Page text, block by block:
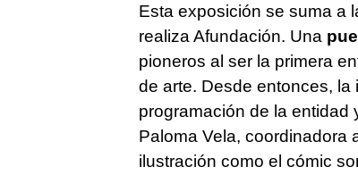
Esta exposición se suma a
realiza Afundación. Una
pioneros al ser la primera
de arte. Desde entonces,
programación de la entidad
Paloma Vela, coordinadora
ilustración como el cómic